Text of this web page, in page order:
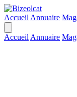
Accueil Annuaire
Accueil Annuaire